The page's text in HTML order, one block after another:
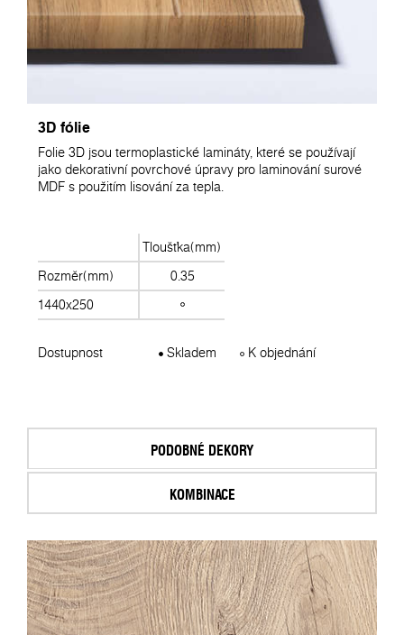
3D fólie
Folie 3D jsou termoplastické lamináty, které se používají
jako dekorativní povrchové úpravy pro laminování surové
MDF s použitím lisování za tepla.
Tloušťka(mm)
Rozměr(mm)
0.35
1440x250
Dostupnost Skladem K objednání
PODOBNÉ DEKORY
KOMBINACE